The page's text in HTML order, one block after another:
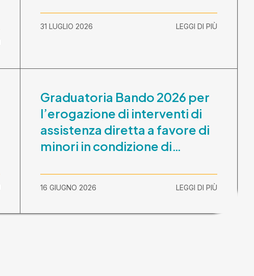
31 LUGLIO 2026 LEGGI DI PIÙ
Graduatoria Bando 2026 per
l’erogazione di interventi di
assistenza diretta a favore di
minori in condizione di
sostegno elevato e molto
elevato (Misura B2) per
prestazioni socioeducative o
16 GIUGNO 2026 LEGGI DI PIÙ